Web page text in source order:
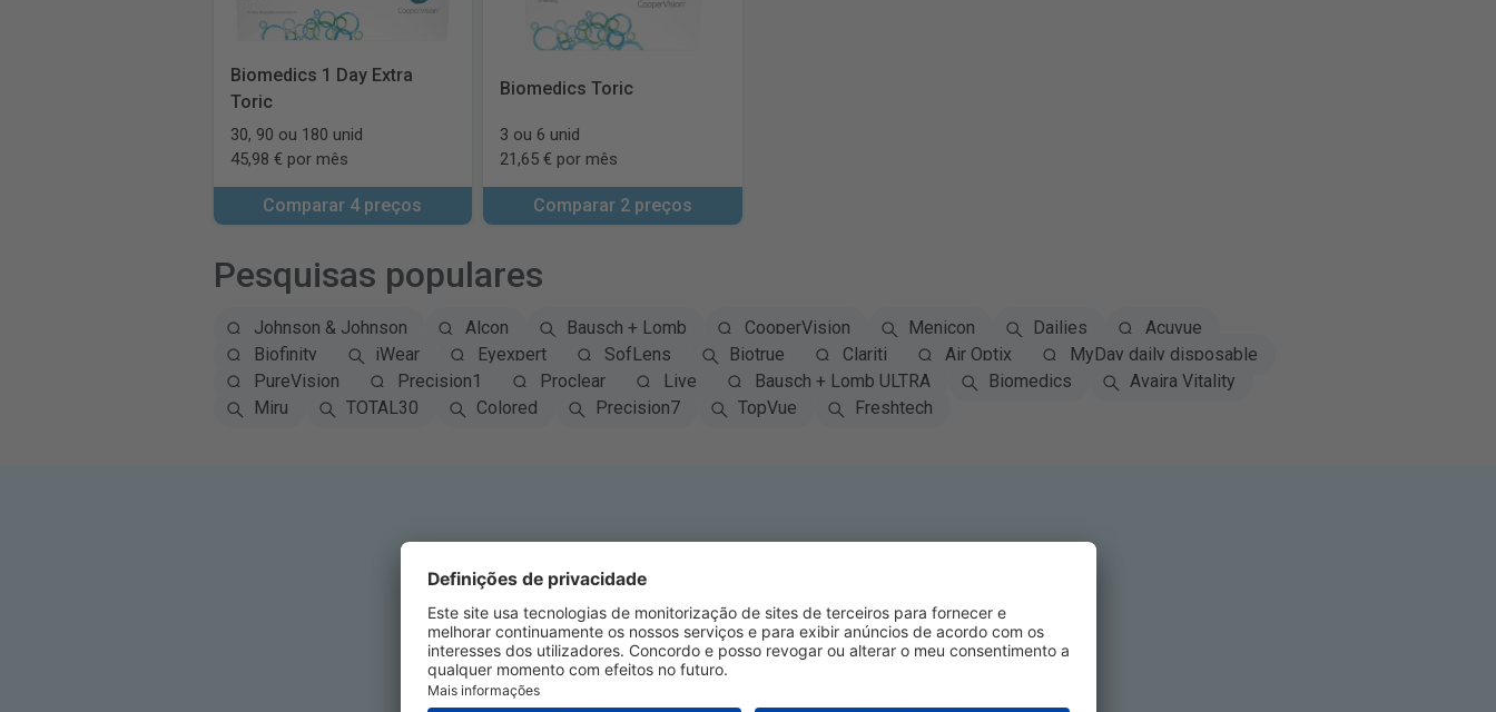
Biomedics 1 Day Extra
Toric
30, 90 ou 180 unid
45,98 € por mês
Comparar 4 preços
Biomedics Toric
3 ou 6 unid
21,65 € por mês
Comparar 2 preços
Pesquisas populares
Johnson & Johnson Alcon Bausch + Lomb CooperVision Menicon Dailies
Acuvue
Biofinity
iWear Eyexpert SofLens Biotrue Clariti Air Optix
MyDay daily disposable
PureVision
Precision1 Proclear Live Bausch + Lomb ULTRA Biomedics
Avaira Vitality
Miru
TOTAL30 Colored Precision7 TopVue Freshtech
Inscreva-se no Boletim Informativo